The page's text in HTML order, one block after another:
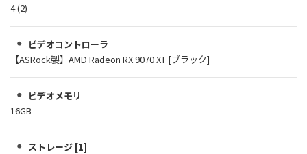
4 (2)
ビデオコントローラ
【ASRock製】AMD Radeon RX 9070 XT [ブラック]
ビデオメモリ
16GB
ストレージ [1]